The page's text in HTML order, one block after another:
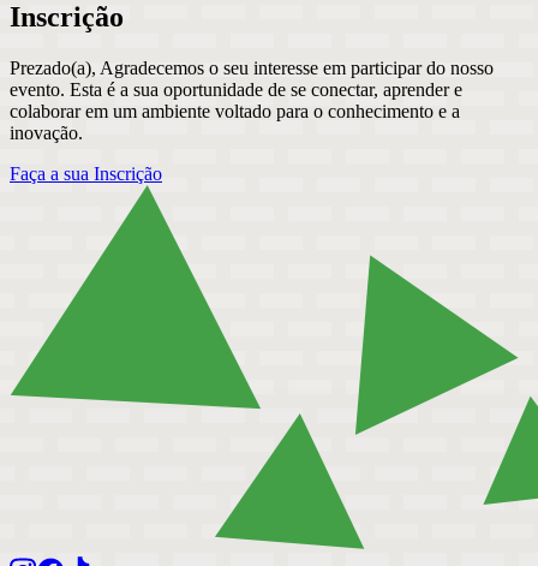
Inscrição
Prezado(a), Agradecemos o seu interesse em participar do nosso
evento. Esta é a sua oportunidade de se conectar, aprender e
colaborar em um ambiente voltado para o conhecimento e a
inovação.
Faça a sua Inscrição